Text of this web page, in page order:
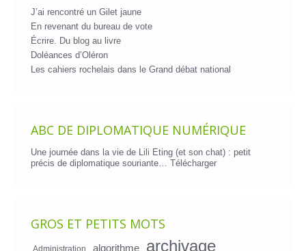
J’ai rencontré un Gilet jaune
En revenant du bureau de vote
Écrire. Du blog au livre
Doléances d’Oléron
Les cahiers rochelais dans le Grand débat national
ABC DE DIPLOMATIQUE NUMÉRIQUE
Une journée dans la vie de Lili Eting (et son chat) : petit
précis de diplomatique souriante… Télécharger
GROS ET PETITS MOTS
Administration algorithme archivage